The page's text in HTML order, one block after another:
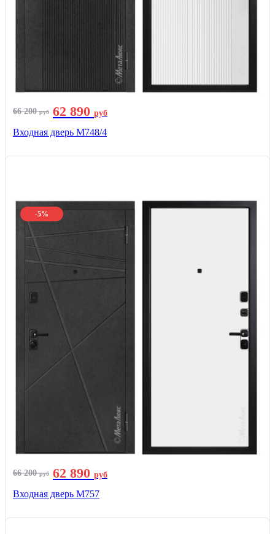
66 200руб 62 890 руб
Входная дверь М748/4
-5%
66 200руб 62 890 руб
Входная дверь М757